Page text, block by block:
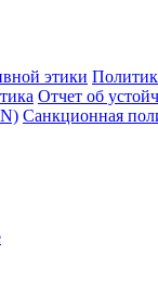
этики
Отчет об
Санкционная